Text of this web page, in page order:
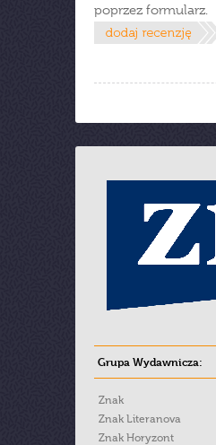
poprzez formularz.
Grupa Wydawnicza:
Znak
Znak Literanova
Znak Horyzont